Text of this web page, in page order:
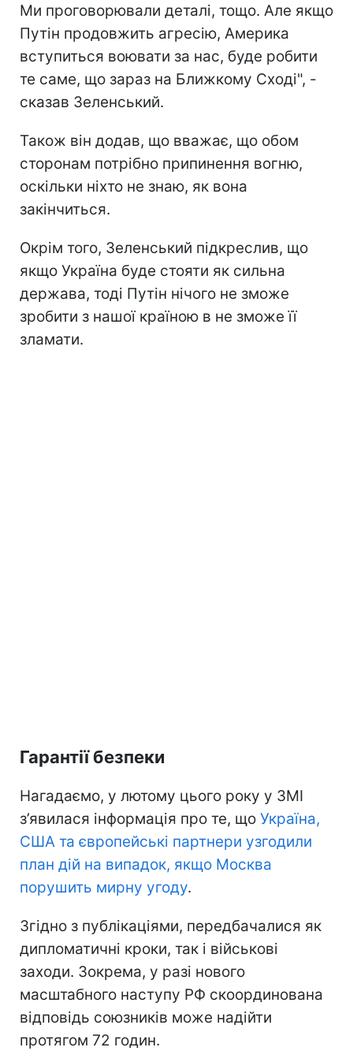
Ми проговорювали деталі, тощо. Але якщо
Путін продовжить агресію, Америка
вступиться воювати за нас, буде робити
те саме, що зараз на Ближкому Сході", -
сказав Зеленський.
Також він додав, що вважає, що обом
сторонам потрібно припинення вогню,
оскільки ніхто не знаю, як вона
закінчиться.
Окрім того, Зеленський підкреслив, що
якщо Україна буде стояти як сильна
держава, тоді Путін нічого не зможе
зробити з нашої країною в не зможе її
зламати.
Гарантії безпеки
Нагадаємо, у лютому цього року у ЗМІ
з’явилася інформація про те, що Україна,
США та європейські партнери узгодили
план дій на випадок, якщо Москва
порушить мирну угоду.
Згідно з публікаціями, передбачалися як
дипломатичні кроки, так і військові
заходи. Зокрема, у разі нового
масштабного наступу РФ скоординована
відповідь союзників може надійти
протягом 72 годин.